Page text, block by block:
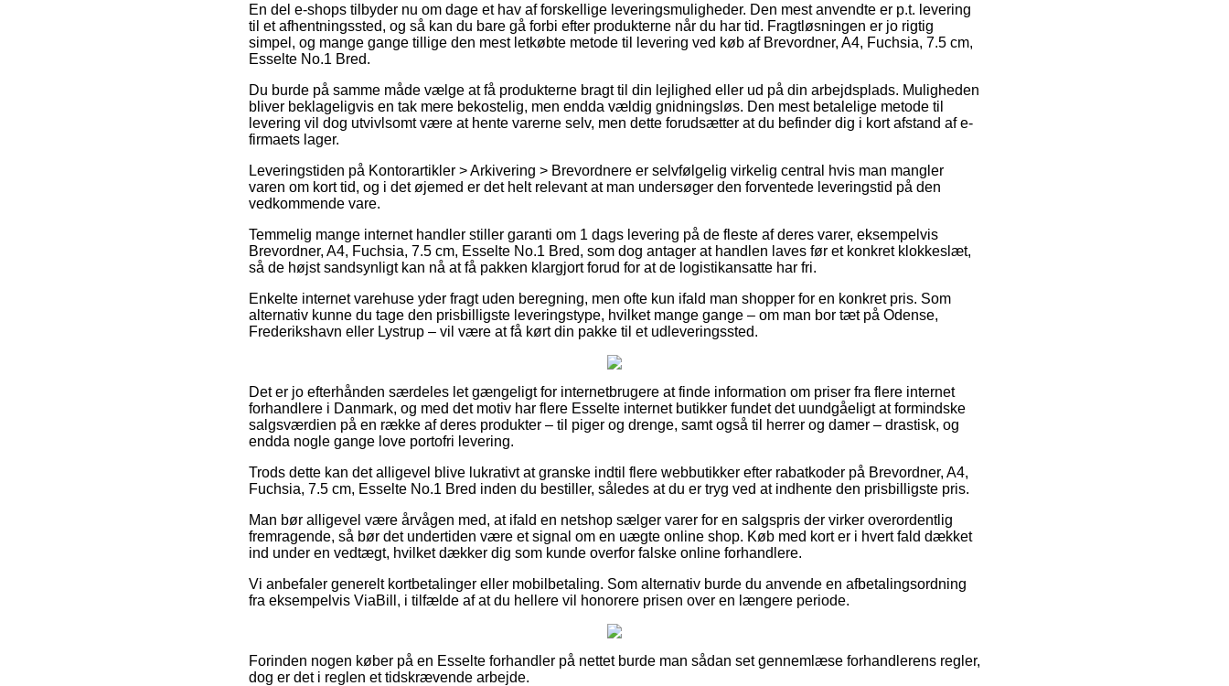
En del e-shops tilbyder nu om dage et hav af forskellige leveringsmuligheder. Den mest anvendte er p.t. levering
til et afhentningssted, og så kan du bare gå forbi efter produkterne når du har tid. Fragtløsningen er jo rigtig
simpel, og mange gange tillige den mest letkøbte metode til levering ved køb af Brevordner, A4, Fuchsia, 7.5 cm,
Esselte No.1 Bred.
Du burde på samme måde vælge at få produkterne bragt til din lejlighed eller ud på din arbejdsplads. Muligheden
bliver beklageligvis en tak mere bekostelig, men endda vældig gnidningsløs. Den mest betalelige metode til
levering vil dog utvivlsomt være at hente varerne selv, men dette forudsætter at du befinder dig i kort afstand af e-
firmaets lager.
Leveringstiden på Kontorartikler > Arkivering > Brevordnere er selvfølgelig virkelig central hvis man mangler
varen om kort tid, og i det øjemed er det helt relevant at man undersøger den forventede leveringstid på den
vedkommende vare.
Temmelig mange internet handler stiller garanti om 1 dags levering på de fleste af deres varer, eksempelvis
Brevordner, A4, Fuchsia, 7.5 cm, Esselte No.1 Bred, som dog antager at handlen laves før et konkret klokkeslæt,
så de højst sandsynligt kan nå at få pakken klargjort forud for at de logistikansatte har fri.
Enkelte internet varehuse yder fragt uden beregning, men ofte kun ifald man shopper for en konkret pris. Som
alternativ kunne du tage den prisbilligste leveringstype, hvilket mange gange – om man bor tæt på Odense,
Frederikshavn eller Lystrup – vil være at få kørt din pakke til et udleveringssted.
Det er jo efterhånden særdeles let gængeligt for internetbrugere at finde information om priser fra flere internet
forhandlere i Danmark, og med det motiv har flere Esselte internet butikker fundet det uundgåeligt at formindske
salgsværdien på en række af deres produkter – til piger og drenge, samt også til herrer og damer – drastisk, og
endda nogle gange love portofri levering.
Trods dette kan det alligevel blive lukrativt at granske indtil flere webbutikker efter rabatkoder på Brevordner, A4,
Fuchsia, 7.5 cm, Esselte No.1 Bred inden du bestiller, således at du er tryg ved at indhente den prisbilligste pris.
Man bør alligevel være årvågen med, at ifald en netshop sælger varer for en salgspris der virker overordentlig
fremragende, så bør det undertiden være et signal om en uægte online shop. Køb med kort er i hvert fald dækket
ind under en vedtægt, hvilket dækker dig som kunde overfor falske online forhandlere.
Vi anbefaler generelt kortbetalinger eller mobilbetaling. Som alternativ burde du anvende en afbetalingsordning
fra eksempelvis ViaBill, i tilfælde af at du hellere vil honorere prisen over en længere periode.
Forinden nogen køber på en Esselte forhandler på nettet burde man sådan set gennemlæse forhandlerens regler,
dog er det i reglen et tidskrævende arbejde.